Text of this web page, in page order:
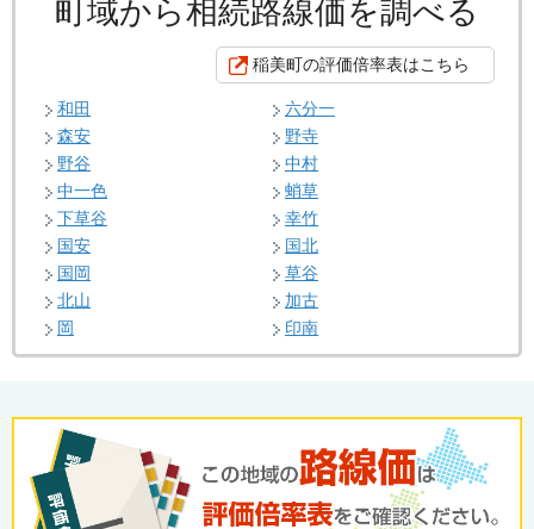
町域から相続路線価を調べる
稲美町の評価倍率表はこちら
和田
六分一
森安
野寺
野谷
中村
中一色
蛸草
下草谷
幸竹
国安
国北
国岡
草谷
北山
加古
岡
印南